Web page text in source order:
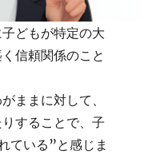
どもが特定の大
信頼関係のこと
ままに対して、
することで、子
ている”と感じま